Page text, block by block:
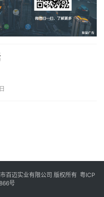
百迈实业有限公司 版权所有 粤ICP
号